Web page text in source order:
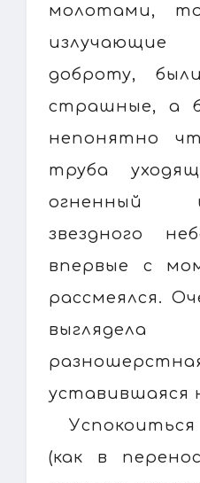
молотами,
доброту,
страшные, а
непонятно
труба
огненный
звездного
впервые с
рассмеялся.
уставившаяся
(как в